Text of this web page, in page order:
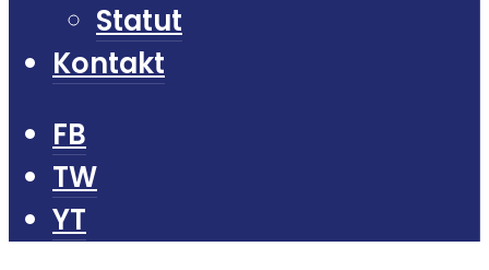
Statut
Kontakt
FB
TW
YT